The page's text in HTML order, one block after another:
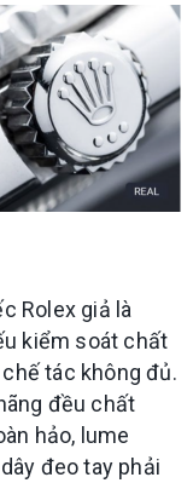
Rolex giả là
kiểm soát chất
tác không đủ.
đều chất
hảo, lume
đeo tay phải